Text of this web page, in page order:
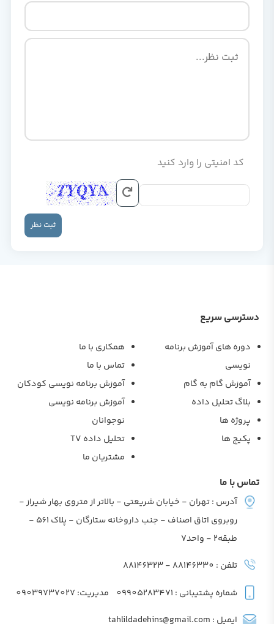
کد امنیتی را وارد کنید
ثبت نظر
دسترسی سریع
دوره های آموزش برنامه
نویسی
آموزش گام به گام
بلاگ تحلیل داده
پروژه ها
پکیج ها
همکاری با ما
تماس با ما
آموزش برنامه نویسی کودکان
آموزش برنامه نویسی
نوجوانان
تحلیل داده TV
مشتریان ما
تماس با ما
آدرس : تهران - خیابان شریعتی - بالاتر از متروی بهار شیراز -
روبروی اتاق اصناف - جنب داروخانه ستارگان - پلاک 561 -
طبقه2 - واحد7
تلفن : 88146330 - 88146323
شماره پشتیبانی : 09905283471 مدیریت: 09039737027
ایمیل : tahlildadehins@gmail.com